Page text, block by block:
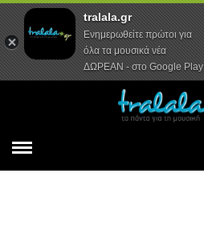
Αρχική Συνεντεύξεις
tralala.gr
Ενημερωθείτε πρώτοι για
όλα τα μουσικά νέα
ΔΩΡΕΑΝ - στο Google Play